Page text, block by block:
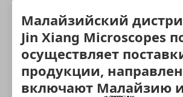
Малайзийский
Jin Xiang Microscopes
осуществляет
продукции,
включают Малайзию